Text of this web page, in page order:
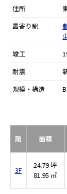
住所
最寄り駅
竣工
耐震
規模・構造
階 面積
3F
24.79 坪
81.95 ㎡